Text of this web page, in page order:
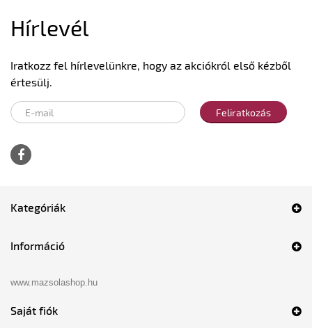
Hírlevél
Iratkozz fel hírlevelünkre, hogy az akciókról első kézből
értesülj.
Feliratkozás
Kategóriák
Információ
www.mazsolashop.hu
Saját fiók